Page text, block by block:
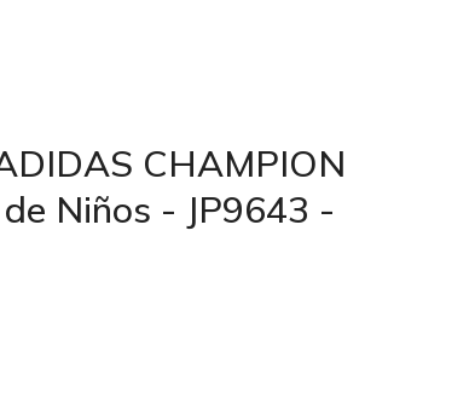
CHAMPION
Niños - JP9643 -